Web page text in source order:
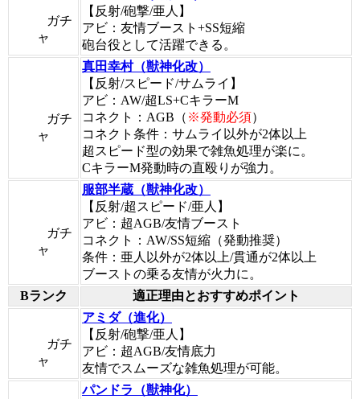
ガチ
ャ
【反射/砲撃/亜人】
アビ：友情ブースト+SS短縮
砲台役として活躍できる。
ガチ
ャ
真田幸村（獣神化改）
【反射/スピード/サムライ】
アビ：AW/超LS+CキラーM
コネクト：AGB（ ※発動必須）
コネクト条件：サムライ以外が2体以上
超スピード型の効果で雑魚処理が楽に。
CキラーM発動時の直殴りが強力。
ガチ
ャ
服部半蔵（獣神化改）
【反射/超スピード/亜人】
アビ：超AGB/友情ブースト
コネクト：AW/SS短縮（発動推奨）
条件：亜人以外が2体以上/貫通が2体以上
ブーストの乗る友情が火力に。
Bランク
適正理由とおすすめポイント
ガチ
ャ
アミダ（進化）
【反射/砲撃/亜人】
アビ：超AGB/友情底力
友情でスムーズな雑魚処理が可能。
パンドラ（獣神化）